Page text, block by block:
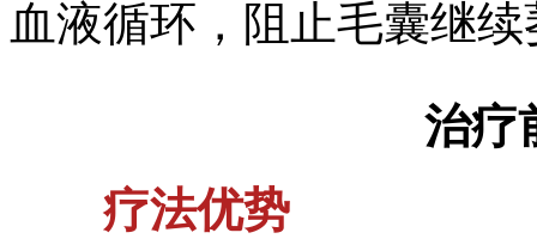
血液循环，阻止毛囊继
治疗
疗法优势